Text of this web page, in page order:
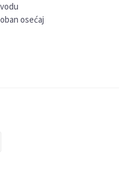
osećaj